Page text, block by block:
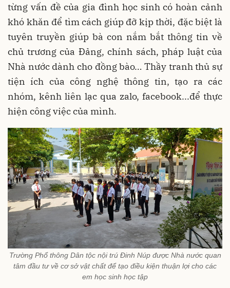
từng vấn đề của gia đình học sinh có hoàn cảnh
khó khăn để tìm cách giúp đỡ kịp thời, đặc biệt là
tuyên truyền giúp bà con nắm bắt thông tin về
chủ trương của Đảng, chính sách, pháp luật của
Nhà nước dành cho đồng bào… Thầy tranh thủ sự
tiện ích của công nghệ thông tin, tạo ra các
nhóm, kênh liên lạc qua zalo, facebook...để thực
hiện công việc của mình.
Trường Phổ thông Dân tộc nội trú Đinh Núp được Nhà nước quan
tâm đầu tư về cơ sở vật chất để tạo điều kiện thuận lợi cho các
em học sinh học tập